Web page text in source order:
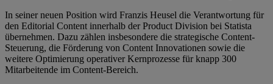
In seiner neuen Position wird Franzis Heusel die Verantwortung für
den Editorial Content innerhalb der Product Division bei Statista
übernehmen. Dazu zählen insbesondere die strategische Content-
Steuerung, die Förderung von Content Innovationen sowie die
weitere Optimierung operativer Kernprozesse für knapp 300
Mitarbeitende im Content-Bereich.